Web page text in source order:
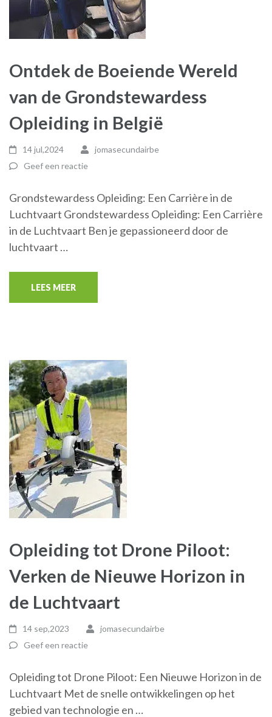
Ontdek de Boeiende Wereld
van de Grondstewardess
Opleiding in België
14 jul,2024
jomasecundairbe
Geef een reactie
Grondstewardess Opleiding: Een Carrière in de
Luchtvaart Grondstewardess Opleiding: Een Carrière
in de Luchtvaart Ben je gepassioneerd door de
luchtvaart …
LEES MEER
Opleiding tot Drone Piloot:
Verken de Nieuwe Horizon in
de Luchtvaart
14 sep,2023
jomasecundairbe
Geef een reactie
Opleiding tot Drone Piloot: Een Nieuwe Horizon in de
Luchtvaart Met de snelle ontwikkelingen op het
gebied van technologie en …